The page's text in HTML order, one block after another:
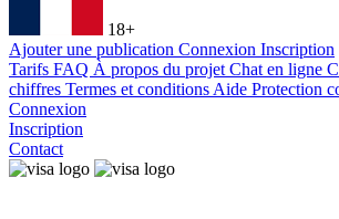
18+
Ajouter une publication Connexion Inscription
Tarifs FAQ À propos du projet Chat en ligne
chiffres Termes et conditions Aide Protection
Connexion
Inscription
Contact